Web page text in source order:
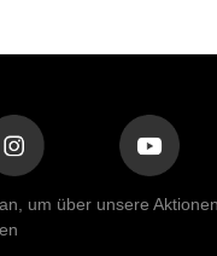
um über unsere